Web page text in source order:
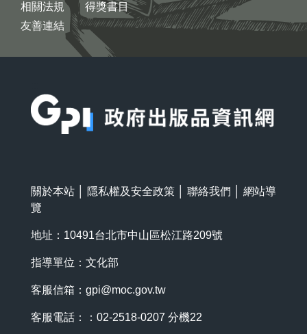
相關法規
友善連結
得獎書目
關於本站 隱私權及安全政策 聯絡我們
網站導
覽
地址：10491台北市中山區松江路209號
指導單位：文化部
客服信箱： gpi@moc.gov.tw
客服電話：：02-2518-0207 分機22